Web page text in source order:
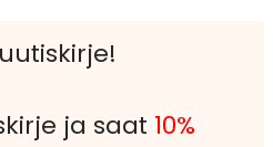
ja saat 10%